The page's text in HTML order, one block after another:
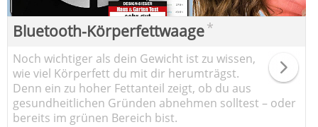
Bluetooth-Körperfettwaage*
Noch wichtiger als dein Gewicht ist zu wissen,
wie viel Körperfett du mit dir herumträgst.
Denn ein zu hoher Fettanteil zeigt, ob du aus
gesundheitlichen Gründen abnehmen solltest – oder
bereits im grünen Bereich bist.